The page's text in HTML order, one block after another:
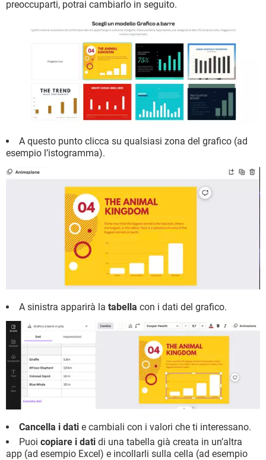
preoccuparti, potrai cambiarlo in seguito.
A questo punto clicca su qualsiasi zona del grafico (ad
esempio l’istogramma).
A sinistra apparirà la tabella con i dati del grafico.
Cancella i dati e cambiali con i valori che ti interessano.
Puoi copiare i dati di una tabella già creata in un’altra
app (ad esempio Excel) e incollarli sulla cella (ad esempio